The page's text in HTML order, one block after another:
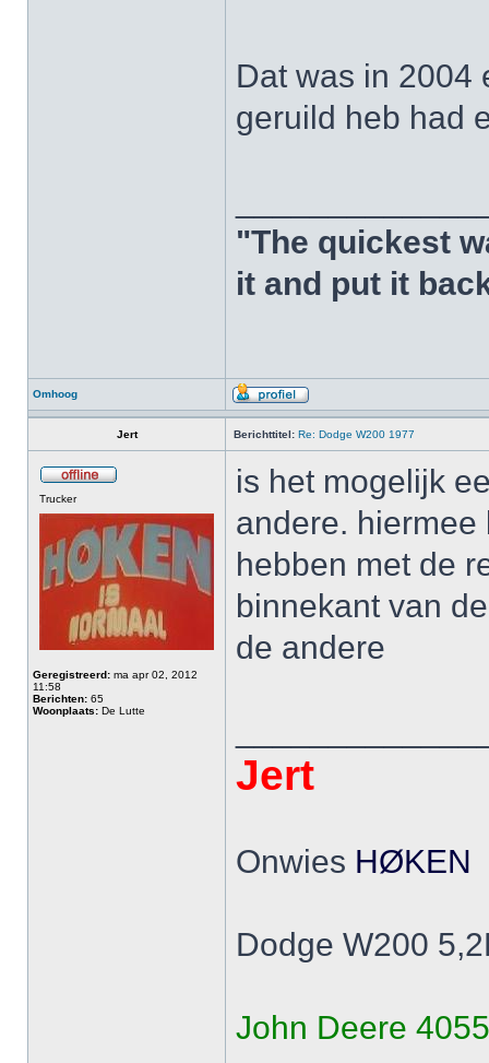
Dat was in 2004
geruild heb had
"The quickest
it and put it
Omhoog
Jert Berichttitel: Re: Dodge W200 1977
Trucker
Geregistreerd: ma apr 02, 2012
11:58
Berichten: 65
Woonplaats: De Lutte
is het mogelijk
andere.
hebben met de
binnekant van
de andere
Jert
Onwies HØKEN
Dodge W200
John Deere